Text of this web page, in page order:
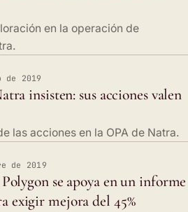
en la operación de
de 2019
insisten: sus acciones valen
las acciones en la OPA de Natra.
de 2019
se apoya en un informe
exigir mejora del 45%